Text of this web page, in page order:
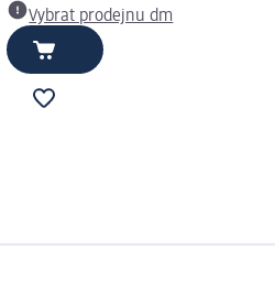
Vybrat prodejnu dm